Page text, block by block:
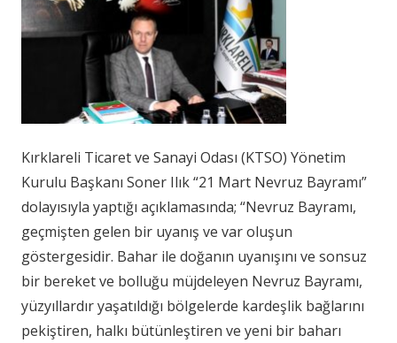
Kırklareli Ticaret ve Sanayi Odası (KTSO) Yönetim
Kurulu Başkanı Soner Ilık “21 Mart Nevruz Bayramı”
dolayısıyla yaptığı açıklamasında; “Nevruz Bayramı,
geçmişten gelen bir uyanış ve var oluşun
göstergesidir. Bahar ile doğanın uyanışını ve sonsuz
bir bereket ve bolluğu müjdeleyen Nevruz Bayramı,
yüzyıllardır yaşatıldığı bölgelerde kardeşlik bağlarını
pekiştiren, halkı bütünleştiren ve yeni bir baharı